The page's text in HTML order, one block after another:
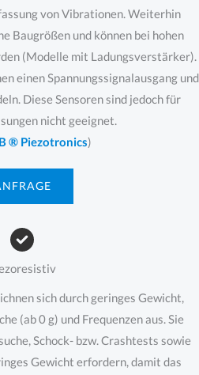
von Vibrationen. Weiterhin
Baugrößen und können bei hohen
(Modelle mit Ladungsverstärker).
einen Spannungssignalausgang und
Diese Sensoren sind jedoch für
nicht geeignet.
® Piezotronics)
sich durch geringes Gewicht,
(ab 0 g) und Frequenzen aus. Sie
Schock- bzw. Crashtests sowie
Gewicht erfordern, damit das